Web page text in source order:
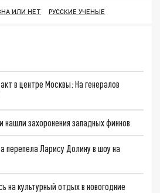
ИЛИ НЕТ РУССКИЕ УЧЕНЫЕ
в центре Москвы: На генералов
захоронения западных финнов
перепела Ларису Долину в шоу на
на культурный отдых в новогодние